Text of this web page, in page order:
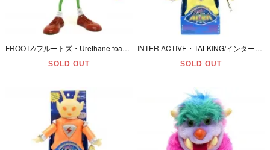
FROOTZ/フルートズ・Urethane foam/発泡ウレタン＆Bendable Figure/ベンダブルフィギュア 「Orange/オレンジ」 18cm・1988年
SOLD OUT
INTER ACTIVE・TALKING/インターアクティブ・トーキング(＋蓄光)・ソフビ＆ぬいぐるみ 「Alien PAL/エイリアンパル・Didi/ディディ・Yellow/イエロー」電気類動作不良
SOLD OUT